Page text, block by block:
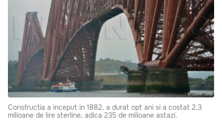
Constructia a inceput in 1882, a durat opt ani si a costat 2,3
milioane de lire sterline, adica 235 de milioane astazi.